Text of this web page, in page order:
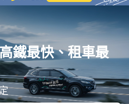
鐵最快、租車最